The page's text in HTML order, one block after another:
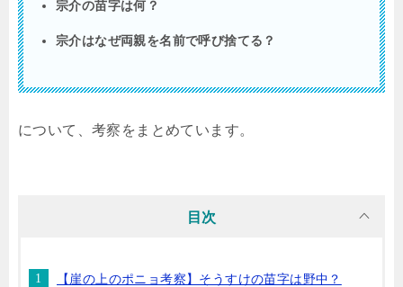
宗介の苗字は何？
宗介はなぜ両親を名前で呼び捨てる？
について、考察をまとめています。
目次
【崖の上のポニョ考察】そうすけの苗字は野中？